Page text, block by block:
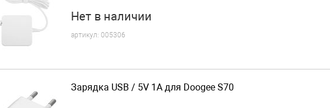
Нет в наличии
артикул: 005306
Зарядка USB / 5V 1A для Doogee S70